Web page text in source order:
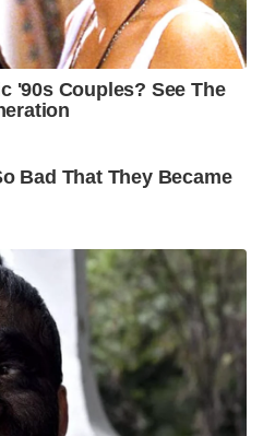
ഷായും പ്രധാനമന്ത്രി
വ്യതിയാനത്തെ
ഗൗരവകരമായ